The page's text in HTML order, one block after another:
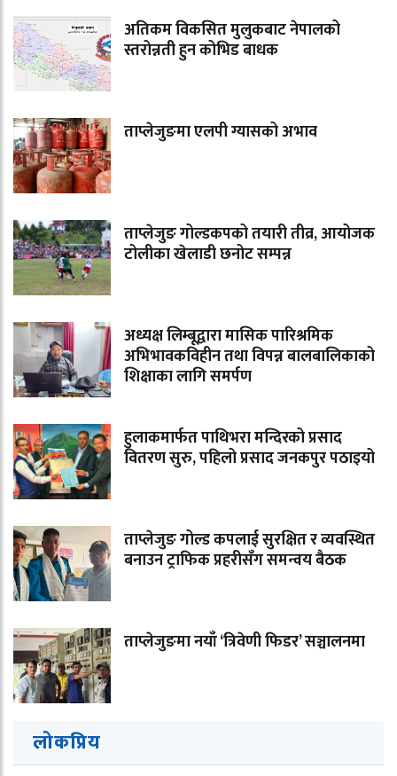
अतिकम विकसित मुलुकबाट नेपालको
स्तरोन्नती हुन कोभिड बाधक
ताप्लेजुङमा एलपी ग्यासको अभाव
ताप्लेजुङ गोल्डकपको तयारी तीव्र, आयोजक
टोलीका खेलाडी छनोट सम्पन्न
अध्यक्ष लिम्बूद्वारा मासिक पारिश्रमिक
अभिभावकविहीन तथा विपन्न बालबालिकाको
शिक्षाका लागि समर्पण
हुलाकमार्फत पाथिभरा मन्दिरको प्रसाद
वितरण सुरु, पहिलो प्रसाद जनकपुर पठाइयो
ताप्लेजुङ गोल्ड कपलाई सुरक्षित र व्यवस्थित
बनाउन ट्राफिक प्रहरीसँग समन्वय बैठक
ताप्लेजुङमा नयाँ ‘त्रिवेणी फिडर’ सञ्चालनमा
लोकप्रिय